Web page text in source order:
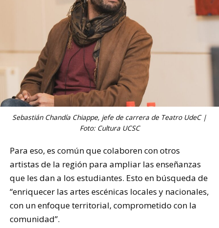
Sebastián Chandía Chiappe, jefe de carrera de Teatro UdeC |
Foto: Cultura UCSC
Para eso, es común que colaboren con otros
artistas de la región para ampliar las enseñanzas
que les dan a los estudiantes. Esto en búsqueda de
“enriquecer las artes escénicas locales y nacionales,
con un enfoque territorial, comprometido con la
comunidad”.